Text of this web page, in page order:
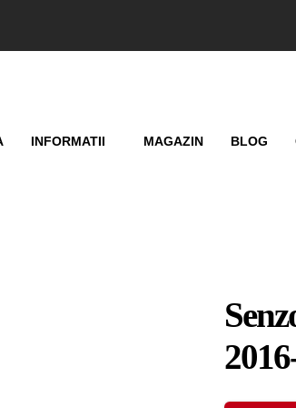
INFORMATII MAGAZIN BLOG